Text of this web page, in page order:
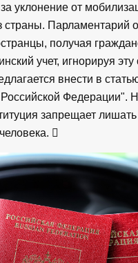
уклонение от
страны. Парламентарий
получая
учет, игнорируя эту
внести в
Федерации".
запрещает